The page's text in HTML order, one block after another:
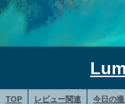
TOP レビュー関連 今日の